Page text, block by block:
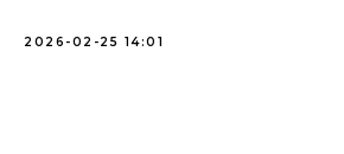
2026-02-25 14:01